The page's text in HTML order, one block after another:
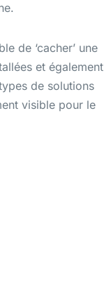
de ‘cacher’ une
et également
de solutions
visible pour le